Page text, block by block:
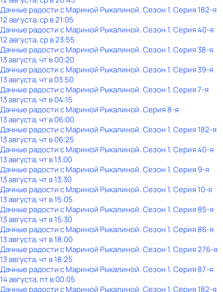
Дачные радости с Мариной Рыкалиной. Сезон 1. Серия 182-я
12 августа, ср в 21:05
Дачные радости с Мариной Рыкалиной. Сезон 1. Серия 40-я
12 августа, ср в 23:55
Дачные радости с Мариной Рыкалиной. Сезон 1. Серия 38-я
13 августа, чт в 00:20
Дачные радости с Мариной Рыкалиной. Сезон 1. Серия 39-я
13 августа, чт в 03:50
Дачные радости с Мариной Рыкалиной. Сезон 1. Серия 7-я
13 августа, чт в 04:15
Дачные радости с Мариной Рыкалиной. Серия 8-я
13 августа, чт в 06:00
Дачные радости с Мариной Рыкалиной. Сезон 1. Серия 182-я
13 августа, чт в 06:25
Дачные радости с Мариной Рыкалиной. Сезон 1. Серия 40-я
13 августа, чт в 13:00
Дачные радости с Мариной Рыкалиной. Сезон 1. Серия 9-я
13 августа, чт в 13:30
Дачные радости с Мариной Рыкалиной. Сезон 1. Серия 10-я
13 августа, чт в 15:05
Дачные радости с Мариной Рыкалиной. Сезон 1. Серия 85-я
13 августа, чт в 15:30
Дачные радости с Мариной Рыкалиной. Сезон 1. Серия 86-я
13 августа, чт в 18:00
Дачные радости с Мариной Рыкалиной. Сезон 1. Серия 276-я
13 августа, чт в 18:25
Дачные радости с Мариной Рыкалиной. Сезон 1. Серия 87-я
14 августа, пт в 00:05
Дачные радости с Мариной Рыкалиной. Сезон 1. Серия 182-я